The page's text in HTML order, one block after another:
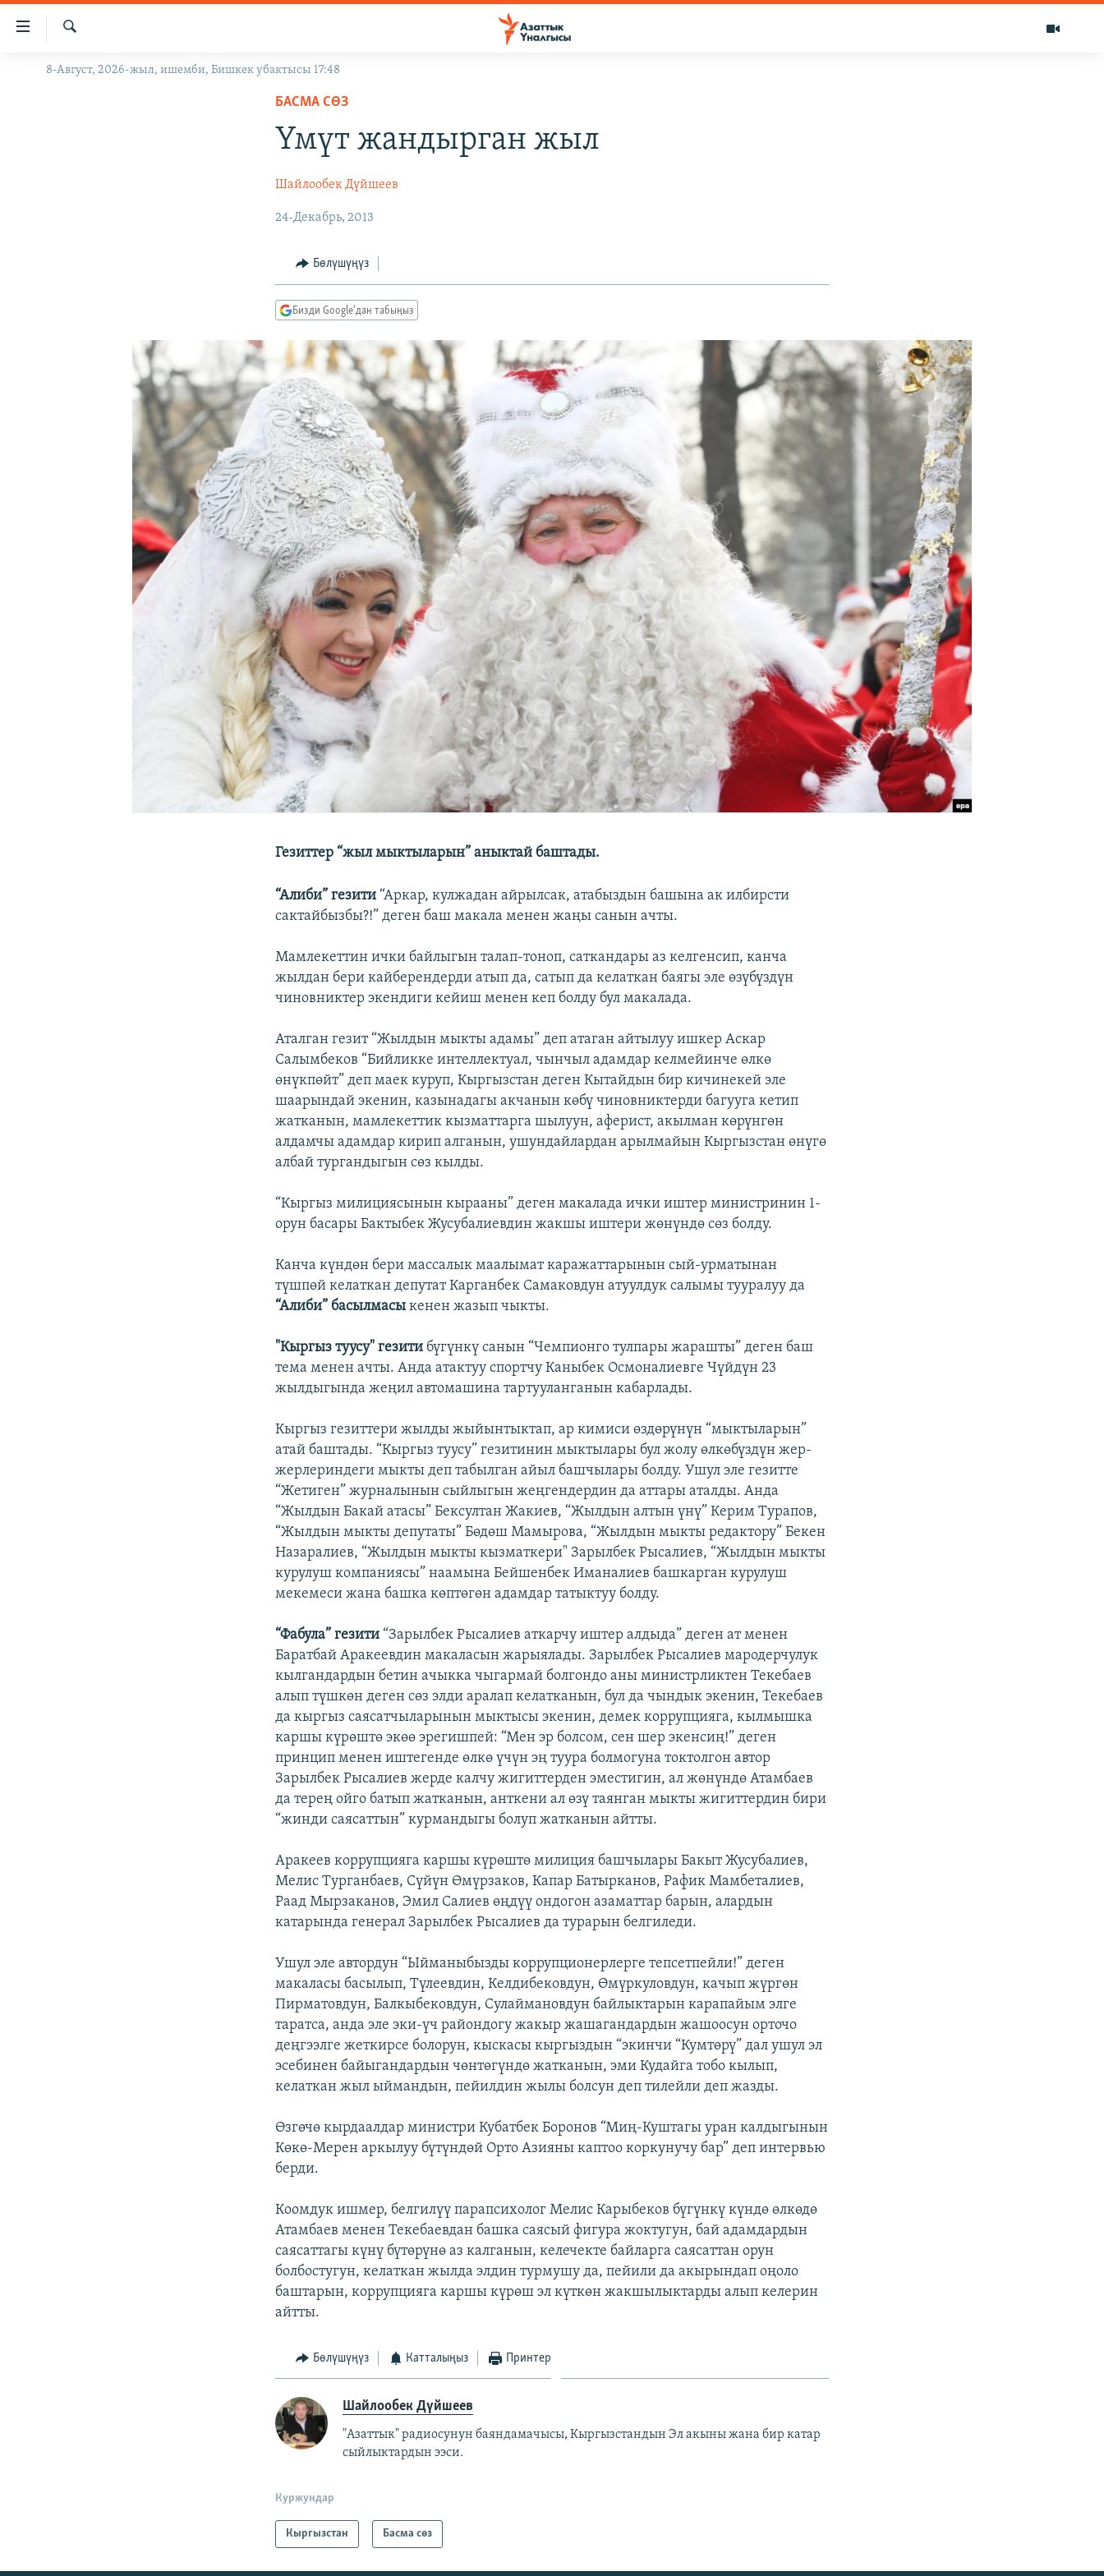
Линктер
Мазмунга
Навигацияга
ЖАҢЫЛЫКТАР
Издөө
8-Август, 2026-жыл, ишемби, Бишкек убактысы 17:48
БАСМА СӨЗ
Үмүт жандырган жыл
Шайлообек Дүйшеев
24-Декабрь, 2013
Бөлүшүңүз
Бизди Google'дан табыңыз
Гезиттер “жыл мыктыларын” аныктай баштады.
“Алиби” гезити “Аркар, кулжадан айрылсак, атабыздын башына ак илбирсти
сактайбызбы?!” деген баш макала менен жаңы санын ачты.
Мамлекеттин ички байлыгын талап-тоноп, саткандары аз келгенсип, канча
жылдан бери кайберендерди атып да, сатып да келаткан баягы эле өзүбүздүн
чиновниктер экендиги кейиш менен кеп болду бул макалада.
Аталган гезит “Жылдын мыкты адамы” деп атаган айтылуу ишкер Аскар
Салымбеков “Бийликке интеллектуал, чынчыл адамдар келмейинче өлкө
өнүкпөйт” деп маек куруп, Кыргызстан деген Кытайдын бир кичинекей эле
шаарындай экенин, казынадагы акчанын көбү чиновниктерди багууга кетип
жатканын, мамлекеттик кызматтарга шылуун, аферист, акылман көрүнгөн
алдамчы адамдар кирип алганын, ушундайлардан арылмайын Кыргызстан өнүгө
албай тургандыгын сөз кылды.
“Кыргыз милициясынын кырааны” деген макалада ички иштер министринин 1-
орун басары Бактыбек Жусубалиевдин жакшы иштери жөнүндө сөз болду.
Канча күндөн бери массалык маалымат каражаттарынын сый-урматынан
түшпөй келаткан депутат Карганбек Самаковдун атуулдук салымы тууралуу да
“Алиби” басылмасы кенен жазып чыкты.
"Кыргыз туусу" гезити бүгүнкү санын “Чемпионго тулпары жарашты” деген баш
тема менен ачты. Анда атактуу спортчу Каныбек Осмоналиевге Чүйдүн 23
жылдыгында жеңил автомашина тартууланганын кабарлады.
Кыргыз гезиттери жылды жыйынтыктап, ар кимиси өздөрүнүн “мыктыларын”
атай баштады. “Кыргыз туусу” гезитинин мыктылары бул жолу өлкөбүздүн жер-
жерлериндеги мыкты деп табылган айыл башчылары болду. Ушул эле гезитте
“Жетиген” журналынын сыйлыгын жеңгендердин да аттары аталды. Анда
“Жылдын Бакай атасы” Бексултан Жакиев, “Жылдын алтын үнү” Керим Турапов,
“Жылдын мыкты депутаты” Бөдөш Мамырова, “Жылдын мыкты редактору” Бекен
Назаралиев, “Жылдын мыкты кызматкери" Зарылбек Рысалиев, “Жылдын мыкты
курулуш компаниясы” наамына Бейшенбек Иманалиев башкарган курулуш
мекемеси жана башка көптөгөн адамдар татыктуу болду.
“Фабула” гезити “Зарылбек Рысалиев аткарчу иштер алдыда” деген ат менен
Баратбай Аракеевдин макаласын жарыялады. Зарылбек Рысалиев мародерчулук
кылгандардын бетин ачыкка чыгармай болгондо аны министрликтен Текебаев
алып түшкөн деген сөз элди аралап келатканын, бул да чындык экенин, Текебаев
да кыргыз саясатчыларынын мыктысы экенин, демек коррупцияга, кылмышка
каршы күрөштө экөө эрегишпей: “Мен эр болсом, сен шер экенсиң!” деген
принцип менен иштегенде өлкө үчүн эң туура болмогуна токтолгон автор
Зарылбек Рысалиев жерде калчу жигиттерден эместигин, ал жөнүндө Атамбаев
да терең ойго батып жатканын, анткени ал өзү таянган мыкты жигиттердин бири
“жинди саясаттын” курмандыгы болуп жатканын айтты.
Аракеев коррупцияга каршы күрөштө милиция башчылары Бакыт Жусубалиев,
Мелис Турганбаев, Сүйүн Өмүрзаков, Капар Батырканов, Рафик Мамбеталиев,
Раад Мырзаканов, Эмил Салиев өңдүү ондогон азаматтар барын, алардын
катарында генерал Зарылбек Рысалиев да турарын белгиледи.
Ушул эле автордун “Ыйманыбызды коррупционерлерге тепсетпейли!” деген
макаласы басылып, Түлеевдин, Келдибековдун, Өмүркуловдун, качып жүргөн
Пирматовдун, Балкыбековдун, Сулаймановдун байлыктарын карапайым элге
таратса, анда эле эки-үч райондогу жакыр жашагандардын жашоосун орточо
деңгээлге жеткирсе болорун, кыскасы кыргыздын “экинчи “Кумтөрү” дал ушул эл
эсебинен байыгандардын чөнтөгүндө жатканын, эми Кудайга тобо кылып,
келаткан жыл ыймандын, пейилдин жылы болсун деп тилейли деп жазды.
Өзгөчө кырдаалдар министри Кубатбек Боронов “Миң-Куштагы уран калдыгынын
Көкө-Мерен аркылуу бүтүндөй Орто Азияны каптоо коркунучу бар” деп интервью
берди.
Коомдук ишмер, белгилүү парапсихолог Мелис Карыбеков бүгүнкү күндө өлкөдө
Атамбаев менен Текебаевдан башка саясый фигура жоктугун, бай адамдардын
саясаттагы күнү бүтөрүнө аз калганын, келечекте байларга саясаттан орун
болбостугун, келаткан жылда элдин турмушу да, пейили да акырындап оңоло
баштарын, коррупцияга каршы күрөш эл күткөн жакшылыктарды алып келерин
айтты.
Бөлүшүңүз Катталыңыз Принтер
Шайлообек Дүйшеев
"Азаттык" радиосунун баяндамачысы, Кыргызстандын Эл акыны жана бир катар
сыйлыктардын ээси.
Куржундар
Кыргызстан Басма сөз